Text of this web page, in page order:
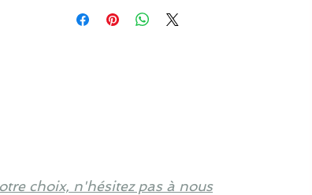
choix, n'hésitez pas à nous